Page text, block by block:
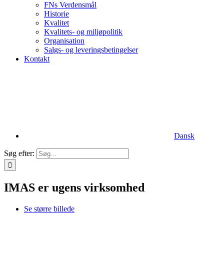
FNs Verdensmål
Historie
Kvalitet
Kvalitets- og miljøpolitik
Organisation
Salgs- og leveringsbetingelser
Kontakt
Dansk
Søg efter:
IMAS er ugens virksomhed
Se større billede